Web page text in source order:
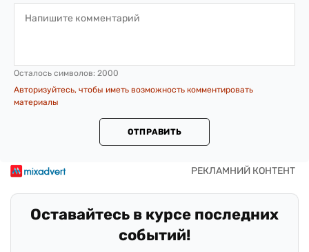
Осталось символов: 2000
Авторизуйтесь, чтобы иметь возможность комментировать
материалы
ОТПРАВИТЬ
Оставайтесь в курсе последних
событий!